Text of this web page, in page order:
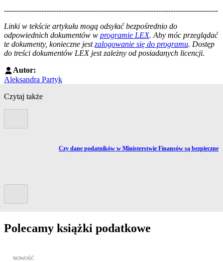
--------------------------------------------------------------------------------------
Linki w tekście artykułu mogą odsyłać bezpośrednio do
odpowiednich dokumentów w programie LEX. Aby móc przeglądać
te dokumenty, konieczne jestzalogowanie się do programu. Dostęp
do treści dokumentów LEX jest zależny od posiadanych licencji.
Autor:
Aleksandra Partyk
Czytaj także
Przejdź do artykułu:
Czy dane podatników w Ministerstwie Finansów są bezpieczne
Polecamy książki podatkowe
Przejdź do: JPK_VAT krok po kroku ebook, Patrycja Kubiesa -
NOWOŚĆ